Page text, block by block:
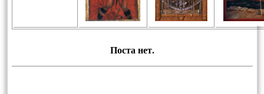
Пос­та нет.